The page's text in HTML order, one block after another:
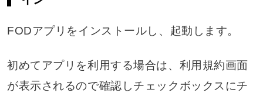
FODアプリをインストールし、起動します。
初めてアプリを利用する場合は、利用規約画面
が表示されるので確認しチェックボックスにチ